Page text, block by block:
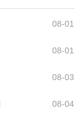
08-01
08-01
08-03
08-04